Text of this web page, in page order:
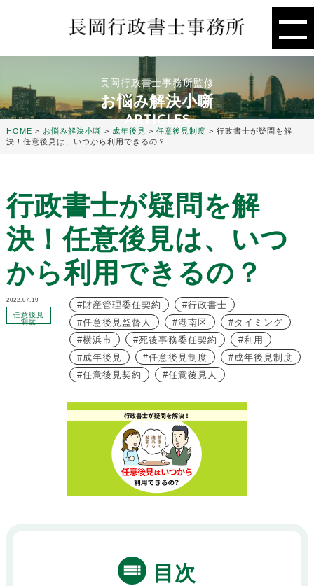
長岡行政書士事務所監修
お悩み解決小噺
ARTICLES
HOME > お悩み解決小噺 > 成年後見 > 任意後見制度 >行政書士が疑問を解
決！任意後見は、いつから利用できるの？
行政書士が疑問を解
決！任意後見は、いつ
から利用できるの？
2022.07.19
任意後見
制度
財産管理委任契約
行政書士
任意後見監督人
港南区
タイミング
横浜市
死後事務委任契約
利用
成年後見
任意後見制度
成年後見制度
任意後見契約
任意後見人
目次